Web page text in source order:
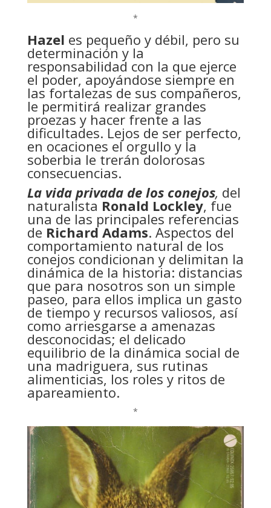
*
Hazel es pequeño y débil, pero su
determinación y la
responsabilidad con la que ejerce
el poder, apoyándose siempre en
las fortalezas de sus compañeros,
le permitirá realizar grandes
proezas y hacer frente a las
dificultades. Lejos de ser perfecto,
en ocaciones el orgullo y la
soberbia le trerán dolorosas
consecuencias.
La vida privada de los conejos, del
naturalista Ronald Lockley, fue
una de las principales referencias
de Richard Adams. Aspectos del
comportamiento natural de los
conejos condicionan y delimitan la
dinámica de la historia: distancias
que para nosotros son un simple
paseo, para ellos implica un gasto
de tiempo y recursos valiosos, así
como arriesgarse a amenazas
desconocidas; el delicado
equilibrio de la dinámica social de
una madriguera, sus rutinas
alimenticias, los roles y ritos de
apareamiento.
*